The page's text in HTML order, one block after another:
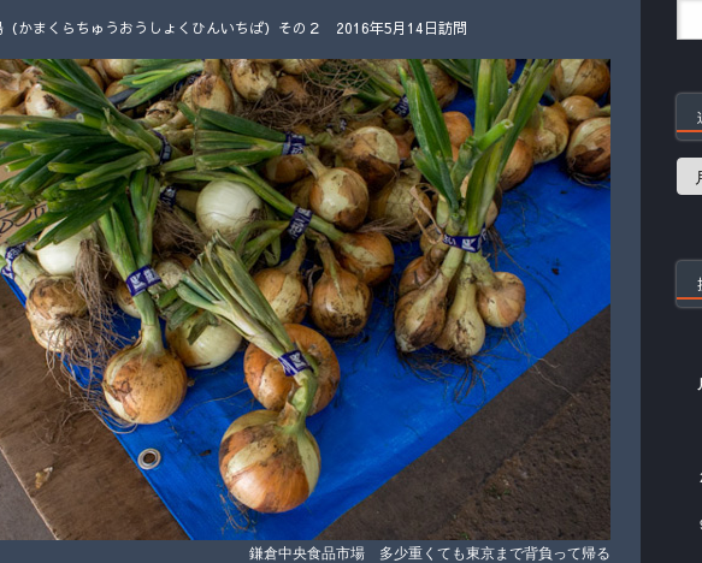
（かまくらちゅうおうしょくひんいちば）その２ 2016年5月14日訪問
鎌倉中央食品市場 多少重くても東京まで背負って帰る
過